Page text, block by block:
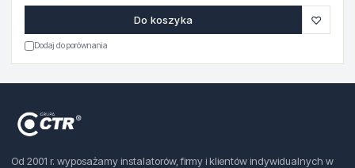
Do koszyka ♡
Dodaj do porównania
Od 2001 r. wyposażamy instalatorów, firmy i klientów indywidualnych w